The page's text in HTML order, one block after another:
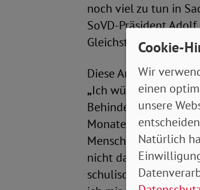
noch viel zu tun in
SoVD-Präsident
Gleichstellung von
Diese Ansicht teilt
„Ich wünsche mir,
Behinderungen von
Monate haben sehr
Menschen eine
nicht dazu führt, dass
schulische Inklusion
Cookie-
Wir
einen
unsere
Natürlich